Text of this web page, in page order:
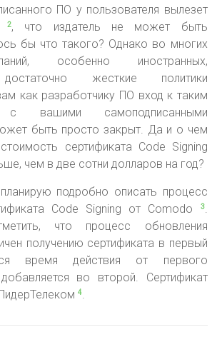
ПО у пользователя вылезет
2, что издатель не может быть
бы что такого? Однако во многих
особенно иностранных,
достаточно жесткие политики
как разработчику ПО вход к таким
вашими самоподписанными
быть просто закрыт. Да и о чем
сертификата Code Signing
чем в две сотни долларов на год?
подробно описать процесс
Code Signing от Comodo
3.
что процесс обновления
получению сертификата в первый
время действия от первого
во второй. Сертификат
4.